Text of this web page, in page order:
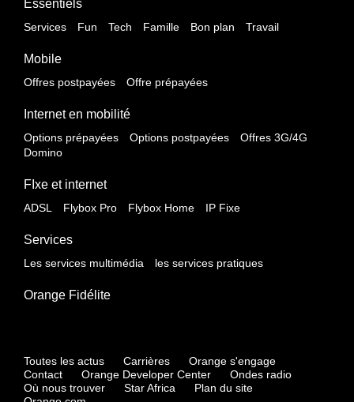
Essentiels
Services Fun Tech Famille Bon plan Travail
Mobile
Offres postpayées Offre prépayées
Internet en mobilité
Options prépayées Options postpayées
Offres 3G/4G
Domino
FIxe et internet
ADSL Flybox Pro Flybox Home IP Fixe
Services
Les services multimédia les services pratiques
Orange Fidélite
Toutes les actus Carrières
Orange s'engage
Contact
Orange Developer Center
Ondes radio
Où nous trouver
Star Africa
Plan du site